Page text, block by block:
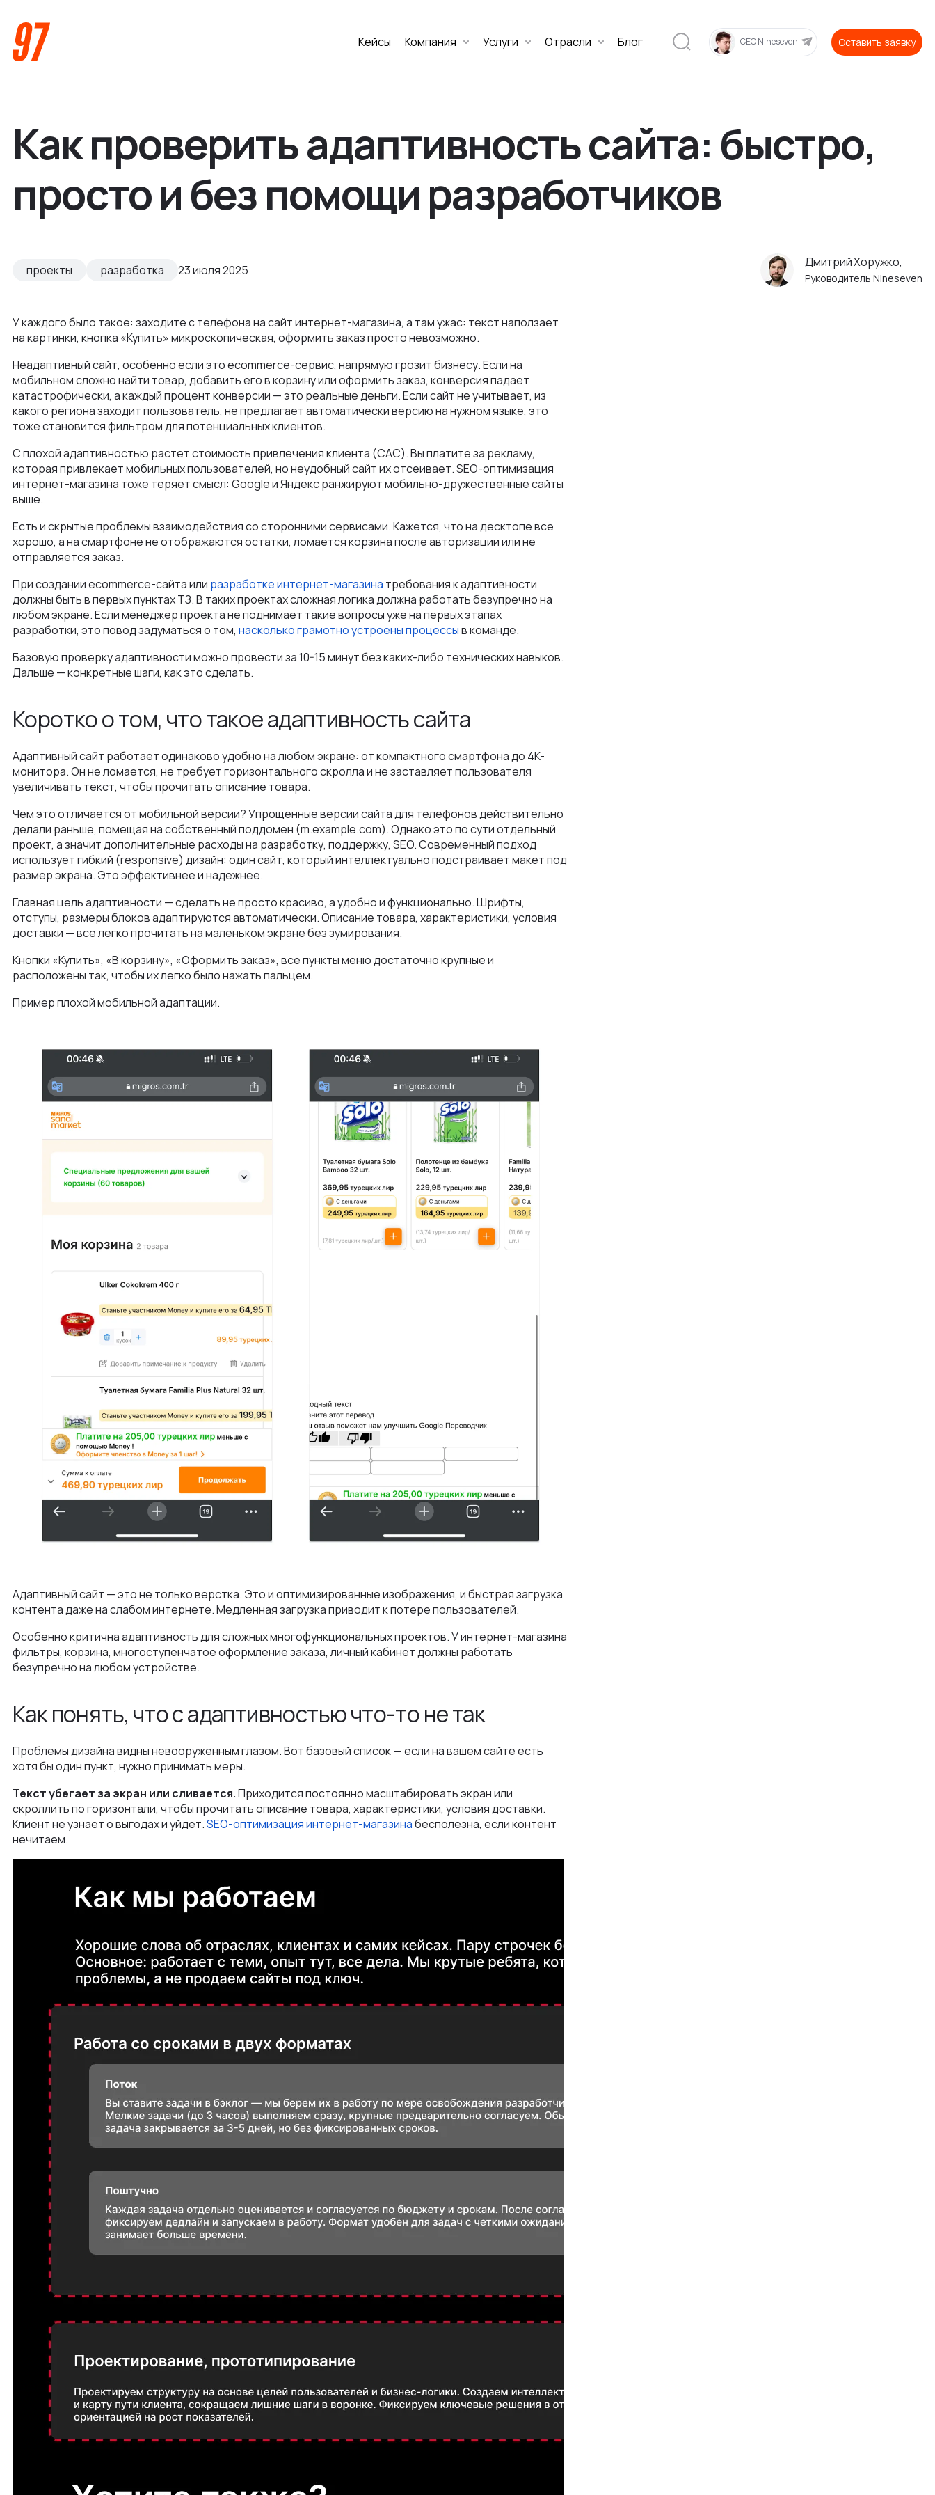
Кейсы Компания Услуги Отрасли Блог CEO Nineseven Оставить заявку
Оставить заявку
Кейсы
Преимущества
Как мы ведем проекты
Новости
Политика конфиденциальности
Отзывы
Контакты
Заказная веб-разработка
Интеграция в вашу команду
UX\UI-дизайн и проектирование
Платформа e-commerce на Laravel
Разработка на 1С‑Битрикс
Разработка конфигураторов
Интернет-магазин для селлеров WB и Ozon
Отрасли
Автодилеры
Финансы
Ритейл
Телеком
Блог
Контакты
+375 (29) 32-78-146
info@nineseven.ru
Минск, Тимирязева 72/1
Как проверить адаптивность сайта: быстро,
просто и без помощи разработчиков
проекты разработка 23 июля 2025
Дмитрий Хоружко,
Руководитель Nineseven
У каждого было такое: заходите с телефона на сайт интернет-магазина, а там ужас: текст наползает
на картинки, кнопка «Купить» микроскопическая, оформить заказ просто невозможно.
Неадаптивный сайт, особенно если это ecommerce-сервис, напрямую грозит бизнесу. Если на
мобильном сложно найти товар, добавить его в корзину или оформить заказ, конверсия падает
катастрофически, а каждый процент конверсии — это реальные деньги. Если сайт не учитывает, из
какого региона заходит пользователь, не предлагает автоматически версию на нужном языке, это
тоже становится фильтром для потенциальных клиентов.
С плохой адаптивностью растет стоимость привлечения клиента (CAC). Вы платите за рекламу,
которая привлекает мобильных пользователей, но неудобный сайт их отсеивает. SEO-оптимизация
интернет-магазина тоже теряет смысл: Google и Яндекс ранжируют мобильно-дружественные сайты
выше.
Есть и скрытые проблемы взаимодействия со сторонними сервисами. Кажется, что на десктопе все
хорошо, а на смартфоне не отображаются остатки, ломается корзина после авторизации или не
отправляется заказ.
При создании ecommerce-сайта или разработке интернет-магазина требования к адаптивности
должны быть в первых пунктах ТЗ. В таких проектах сложная логика должна работать безупречно на
любом экране. Если менеджер проекта не поднимает такие вопросы уже на первых этапах
разработки, это повод задуматься о том, насколько грамотно устроены процессыв команде.
Базовую проверку адаптивности можно провести за 10-15 минут без каких-либо технических навыков.
Дальше — конкретные шаги, как это сделать.
Коротко о том, что такое адаптивность сайта
Адаптивный сайт работает одинаково удобно на любом экране: от компактного смартфона до 4K-
монитора. Он не ломается, не требует горизонтального скролла и не заставляет пользователя
увеличивать текст, чтобы прочитать описание товара.
Чем это отличается от мобильной версии? Упрощенные версии сайта для телефонов действительно
делали раньше, помещая на собственный поддомен (m.example.com). Однако это по сути отдельный
проект, а значит дополнительные расходы на разработку, поддержку, SEO. Современный подход
использует гибкий (responsive) дизайн: один сайт, который интеллектуально подстраивает макет под
размер экрана. Это эффективнее и надежнее.
Главная цель адаптивности — сделать не просто красиво, а удобно и функционально. Шрифты,
отступы, размеры блоков адаптируются автоматически. Описание товара, характеристики, условия
доставки — все легко прочитать на маленьком экране без зумирования.
Кнопки «Купить», «В корзину», «Оформить заказ», все пункты меню достаточно крупные и
расположены так, чтобы их легко было нажать пальцем.
Пример плохой мобильной адаптации.
Адаптивный сайт — это не только верстка. Это и оптимизированные изображения, и быстрая загрузка
контента даже на слабом интернете. Медленная загрузка приводит к потере пользователей.
Особенно критична адаптивность для сложных многофункциональных проектов. У интернет-магазина
фильтры, корзина, многоступенчатое оформление заказа, личный кабинет должны работать
безупречно на любом устройстве.
Как понять, что с адаптивностью что-то не так
Проблемы дизайна видны невооруженным глазом. Вот базовый список — если на вашем сайте есть
хотя бы один пункт, нужно принимать меры.
Текст убегает за экран или сливается.Приходится постоянно масштабировать экран или
скроллить по горизонтали, чтобы прочитать описание товара, характеристики, условия доставки.
Клиент не узнает о выгодах и уйдет.SEO-оптимизация интернет-магазинабесполезна, если контент
нечитаем.